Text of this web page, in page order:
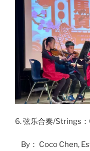
6. 弦乐合奏/Strings
By： Coco Chen,